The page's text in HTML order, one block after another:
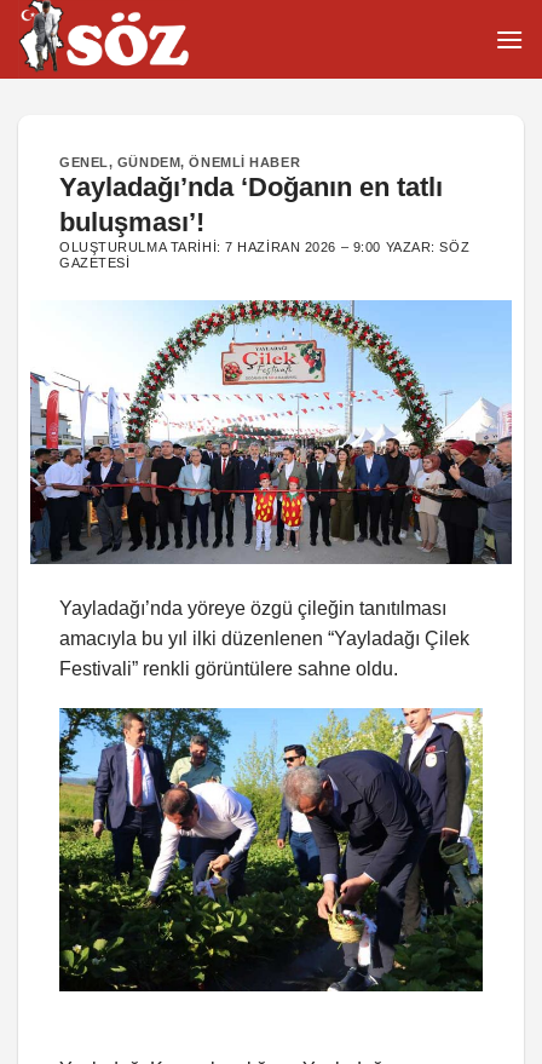
İçeriğe
atla
GENEL, GÜNDEM,ÖNEMLI HABER
Yayladağı’nda ‘Doğanın en tatlı
buluşması’!
OLUŞTURULMA TARIHI:7 HAZIRAN 2026 – 9:00 YAZAR:SÖZ
GAZETESI
Yayladağı’nda yöreye özgü çileğin tanıtılması
amacıyla bu yıl ilki düzenlenen “Yayladağı Çilek
Festivali” renkli görüntülere sahne oldu.